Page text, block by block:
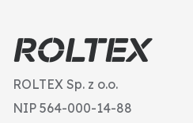
ROLTEX Sp. z o.o.
NIP 564-000-14-88